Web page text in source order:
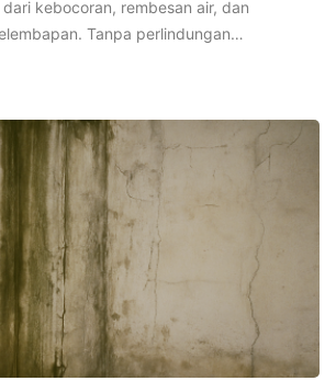
kebocoran, rembesan air, dan
Tanpa perlindungan…